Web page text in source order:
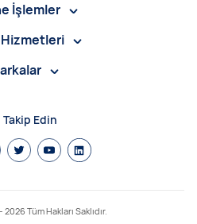
İşlemler
Hizmetleri
Takip Edin
2026 Tüm Hakları Saklıdır.